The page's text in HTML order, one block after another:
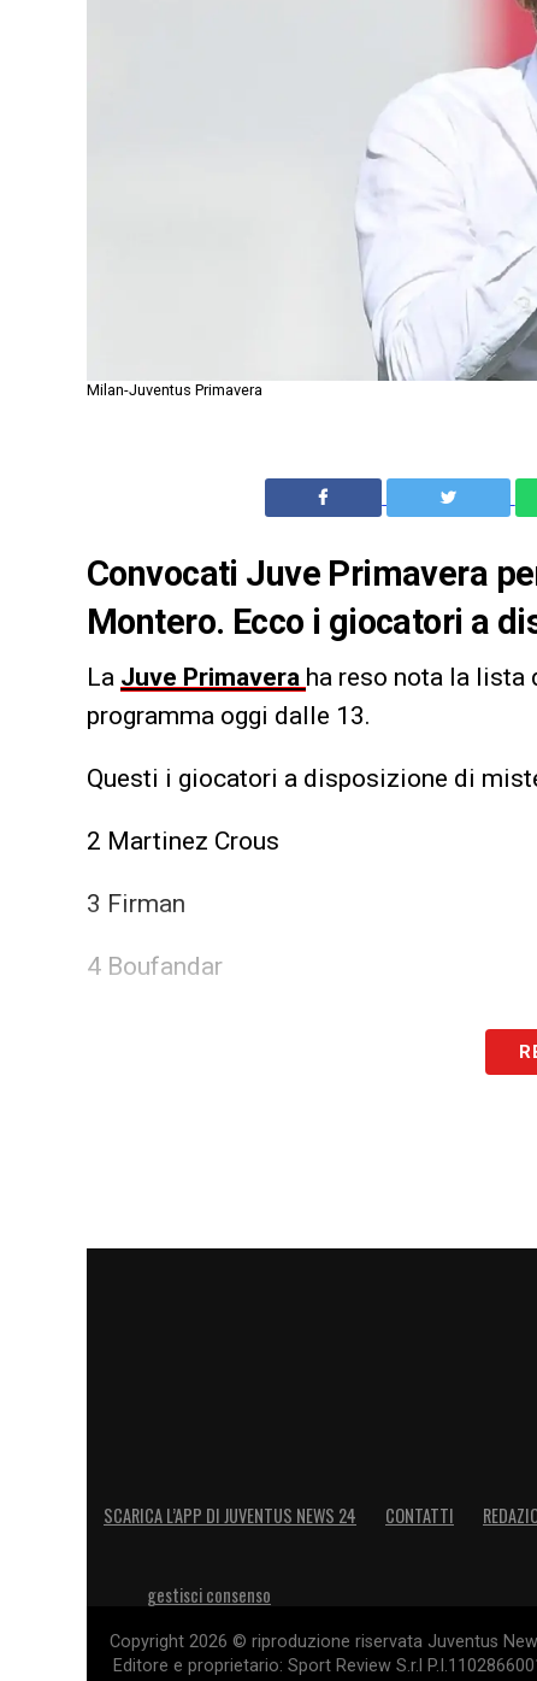
Milan-Juventus Primavera
Convocati Juve Primavera
Montero. Ecco i giocatori a
La Juve Primavera ha reso nota la lista
programma oggi dalle 13.
Questi i giocatori a disposizione di
2 Martinez Crous
3 Firman
4 Boufandar
19 Scienza
23 Bassino
25 Ngana
SCARICA L’APP DI JUVENTUS NEWS 24 CONTATTI
gestisci consenso
Copyright 2026 © riproduzione riservata Juventus
Editore e proprietario: Sport Review S.r.l